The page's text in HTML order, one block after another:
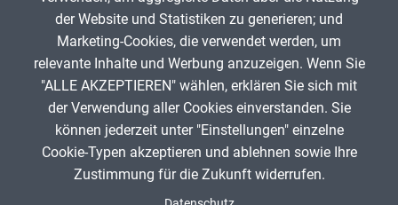
App melden
ANZEIGE
Spenden
der Website und Statistiken zu generieren; und
Marketing-Cookies, die verwendet werden, um
relevante Inhalte und Werbung anzuzeigen. Wenn Sie
"ALLE AKZEPTIEREN" wählen, erklären Sie sich mit
der Verwendung aller Cookies einverstanden. Sie
können jederzeit unter "Einstellungen" einzelne
Cookie-Typen akzeptieren und ablehnen sowie Ihre
Zustimmung für die Zukunft widerrufen.